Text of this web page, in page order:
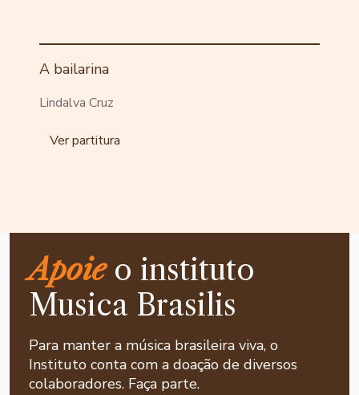
A bailarina
Lindalva Cruz
Ver partitura
Apoieo instituto
Musica Brasilis
Para manter a música brasileira viva, o
Instituto conta com a doação de diversos
colaboradores. Faça parte.